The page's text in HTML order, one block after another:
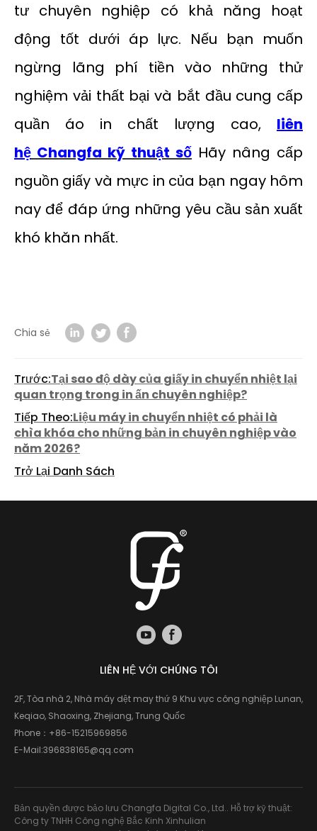
tư chuyên nghiệp có khả năng hoạt
động tốt dưới áp lực. Nếu bạn muốn
ngừng lãng phí tiền vào những thử
nghiệm vải thất bại và bắt đầu cung cấp
quần áo in chất lượng cao, liên
hệ Changfa kỹ thuật số Hãy nâng cấp
nguồn giấy và mực in của bạn ngay hôm
nay để đáp ứng những yêu cầu sản xuất
khó khăn nhất.
Chia sẻ
Trước:Tại sao độ dày của giấy in chuyển nhiệt lại
quan trọng trong in ấn chuyên nghiệp?
Tiếp Theo:Liệu máy in chuyển nhiệt có phải là
chìa khóa cho những bản in chuyên nghiệp vào
năm 2026?
Trở Lại Danh Sách
LIÊN HỆ VỚI CHÚNG TÔI
2F, Tòa nhà 2, Nhà máy dệt may thứ 9 Khu vực công nghiệp Lunan,
Keqiao, Shaoxing, Zhejiang, Trung Quốc
Phone： +86-15215969856
E-Mail:396838165@qq.com
Bản quyền được bảo lưu Changfa Digital Co., Ltd.. Hỗ trợ kỹ thuật:
Công ty TNHH Công nghệ Bắc Kinh Xinhulian